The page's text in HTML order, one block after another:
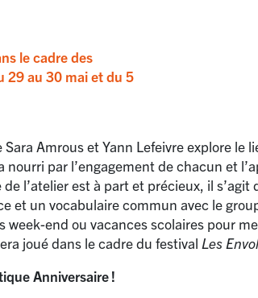
le cadre des
29 au 30 mai et du 5
Sara Amrous et Yann Lefeivre explore le
nourri par l’engagement de chacun et
l’atelier est à part et précieux, il s’agit
et un vocabulaire commun avec le
week-end ou vacances scolaires pour
joué dans le cadre du festival Les
Anniversaire !